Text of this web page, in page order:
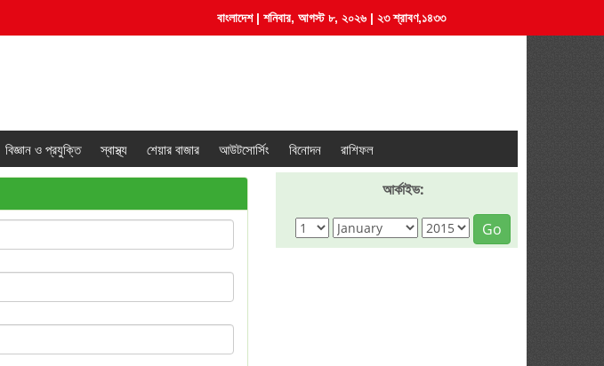
বাংলাদেশ | শনিবার, আগস্ট ৮, ২০২৬ | ২৩ শ্রাবণ,১৪৩৩
বিজ্ঞান ও প্রযুক্তি স্বাস্থ্য শেয়ার বাজার আউটসোর্সিং বিনোদন রাশিফল
আর্কাইভ:
Go